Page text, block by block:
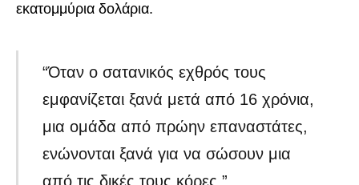
εκατομμύρια δολάρια.
“Όταν ο σατανικός εχθρός τους
εμφανίζεται ξανά μετά από 16 χρόνια,
μια ομάδα από πρώην επαναστάτες,
ενώνονται ξανά για να σώσουν μια
από τις δικές τους κόρες.”